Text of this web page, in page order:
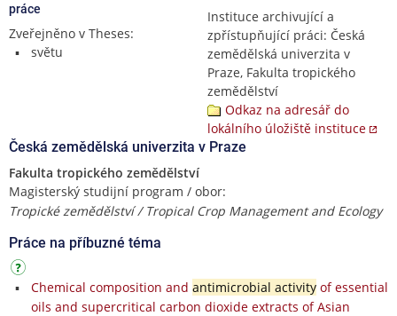
práce
Zveřejněno v Theses:
světu
Instituce archivující a
zpřístupňující práci: Česká
zemědělská univerzita v
Praze, Fakulta tropického
zemědělství
Odkaz na adresář do
lokálního úložiště instituce
Česká zemědělská univerzita v Praze
Fakulta tropického zemědělství
Magisterský studijní program / obor:
Tropické zemědělství / Tropical Crop Management and Ecology
Práce na příbuzné téma
Chemical composition and antimicrobial activityof essential
oils and supercritical carbon dioxide extracts of Asian